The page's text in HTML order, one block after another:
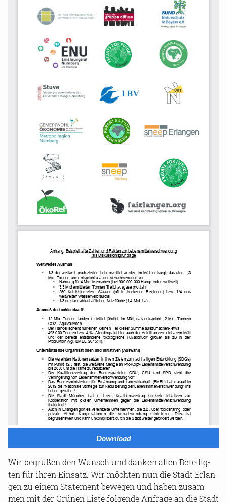
Down­load
Wir be­grü­ßen den Wunsch und dan­ken allen Be­tei­lig­
ten für ihren Ein­satz. Wir möch­ten nun die Stadt Er­lan­
gen zu einem State­ment be­we­gen und haben zu­sam­
men mit der Grü­nen Liste fol­gen­de An­fra­ge an die Stadt